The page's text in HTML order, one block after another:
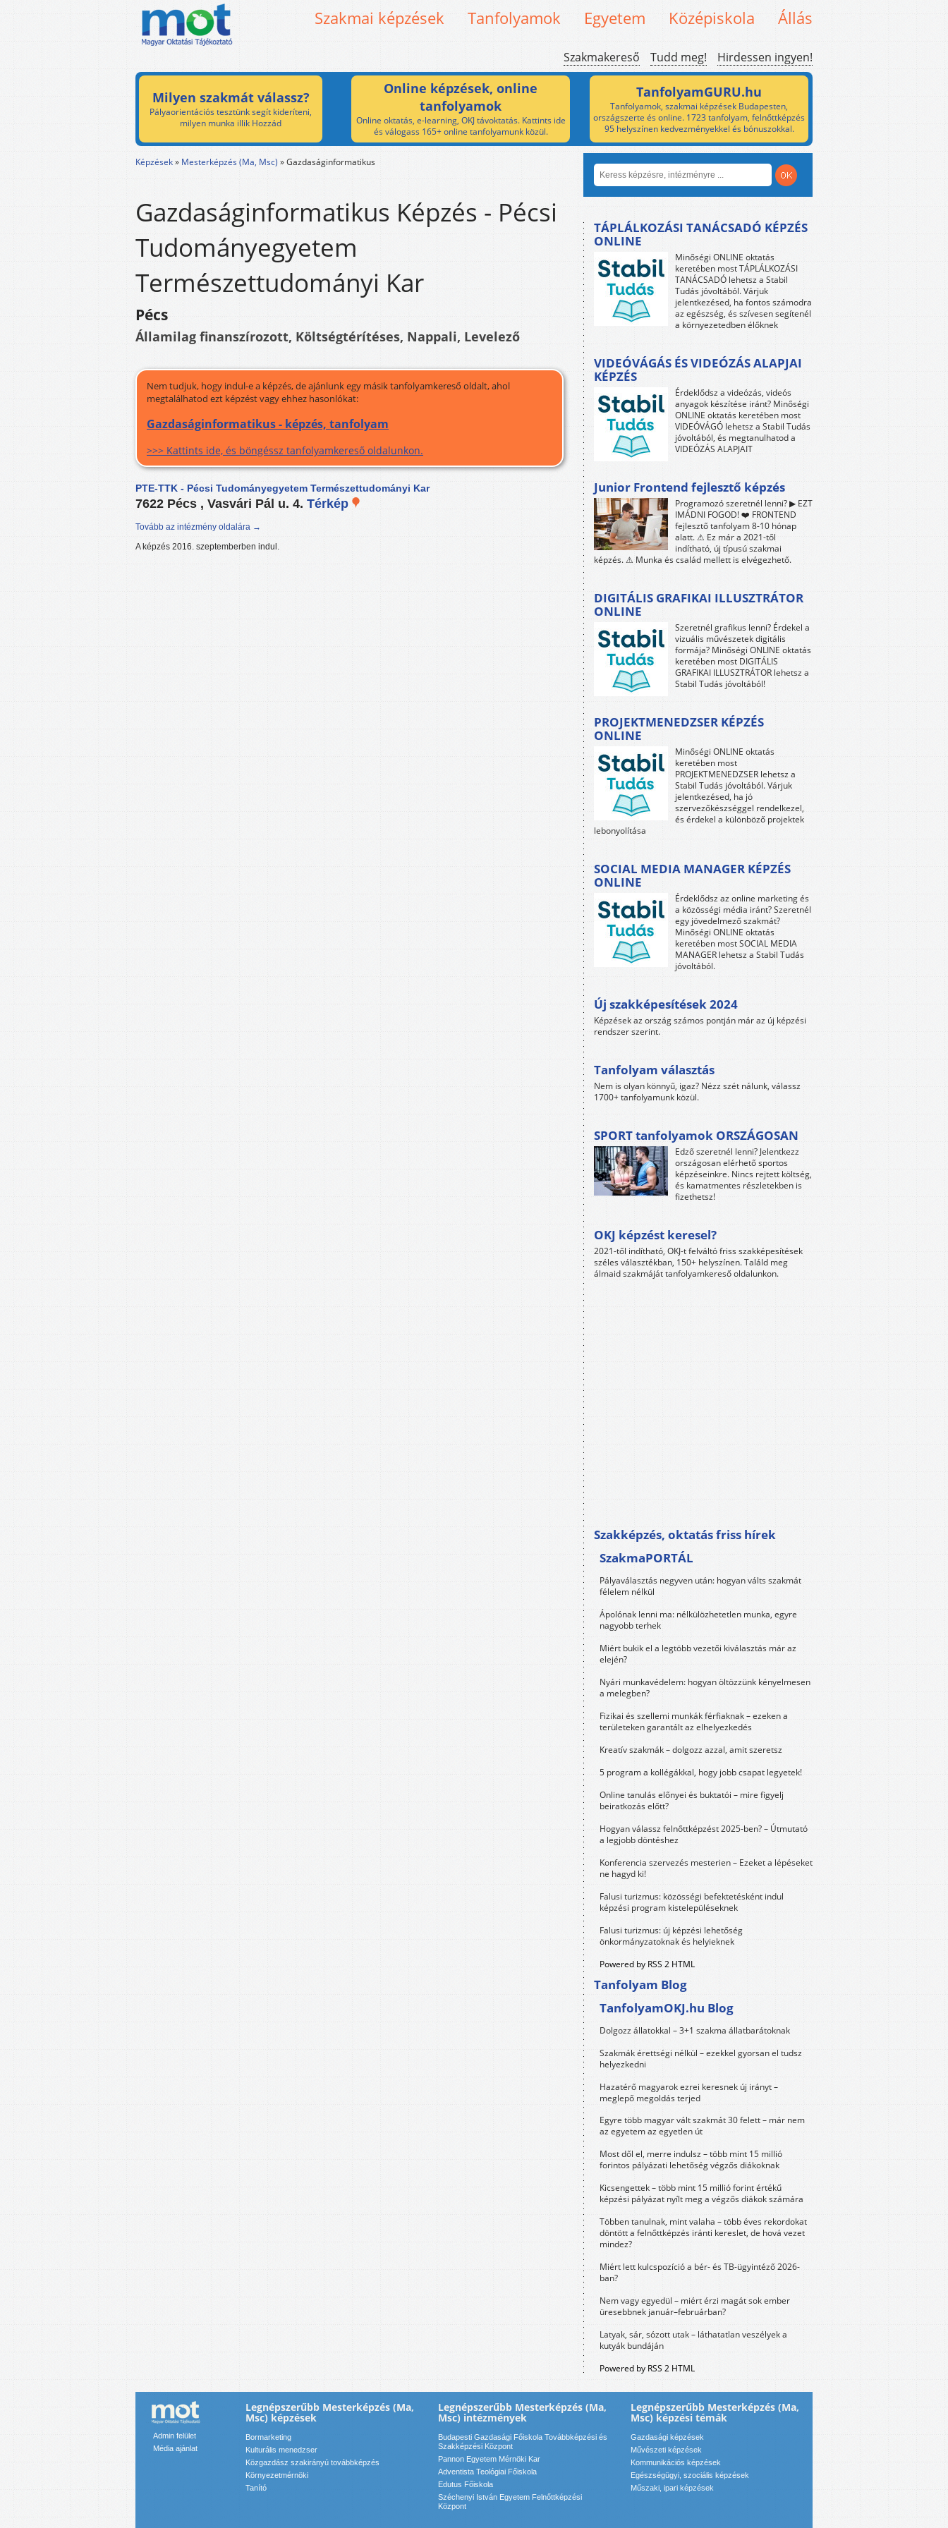
Szakmai képzések Tanfolyamok Egyetem Középiskola Állás
Szakmakereső Tudd meg! Hirdessen ingyen!
Milyen szakmát válassz?
Pályaorientációs tesztünk segít kideríteni,
milyen munka illik Hozzád
Online képzések, online
tanfolyamok
Online oktatás, e-learning, OKJ távoktatás. Kattints ide
és válogass 165+ online tanfolyamunk közül.
TanfolyamGURU.hu
Tanfolyamok, szakmai képzések Budapesten,
országszerte és online. 1723 tanfolyam, felnőttképzés
95 helyszínen kedvezményekkel és bónuszokkal.
Képzések» Mesterképzés (Ma, Msc) »Gazdaságinformatikus
Gazdaságinformatikus Képzés - Pécsi
Tudományegyetem
Természettudományi Kar
Pécs
Államilag finanszírozott, Költségtérítéses, Nappali, Levelező
Nem tudjuk, hogy indul-e a képzés, de ajánlunk egy másik tanfolyamkereső oldalt, ahol
megtalálhatod ezt képzést vagy ehhez hasonlókat:
Gazdaságinformatikus - képzés, tanfolyam
>>> Kattints ide, és böngéssz tanfolyamkereső oldalunkon.
PTE-TTK - Pécsi Tudományegyetem Természettudományi Kar
7622 Pécs , Vasvári Pál u. 4. Térkép
Tovább az intézmény oldalára →
A képzés 2016. szeptemberben indul.
TÁPLÁLKOZÁSI TANÁCSADÓ KÉPZÉS
ONLINE
Minőségi ONLINE oktatás
keretében most TÁPLÁLKOZÁSI
TANÁCSADÓ lehetsz a Stabil
Tudás jóvoltából. Várjuk
jelentkezésed, ha fontos számodra
az egészség, és szívesen segítenél
a környezetedben élőknek
VIDEÓVÁGÁS ÉS VIDEÓZÁS ALAPJAI
KÉPZÉS
Érdeklődsz a videózás, videós
anyagok készítése iránt? Minőségi
ONLINE oktatás keretében most
VIDEÓVÁGÓ lehetsz a Stabil Tudás
jóvoltából, és megtanulhatod a
VIDEÓZÁS ALAPJAIT
Junior Frontend fejlesztő képzés
Programozó szeretnél lenni? ▶ EZT
IMÁDNI FOGOD! ❤️ FRONTEND
fejlesztő tanfolyam 8-10 hónap
alatt. ⚠ Ez már a 2021-től
indítható, új típusú szakmai
képzés. ⚠ Munka és család mellett is elvégezhető.
DIGITÁLIS GRAFIKAI ILLUSZTRÁTOR
ONLINE
Szeretnél grafikus lenni? Érdekel a
vizuális művészetek digitális
formája? Minőségi ONLINE oktatás
keretében most DIGITÁLIS
GRAFIKAI ILLUSZTRÁTOR lehetsz a
Stabil Tudás jóvoltából!
PROJEKTMENEDZSER KÉPZÉS
ONLINE
Minőségi ONLINE oktatás
keretében most
PROJEKTMENEDZSER lehetsz a
Stabil Tudás jóvoltából. Várjuk
jelentkezésed, ha jó
szervezőkészséggel rendelkezel,
és érdekel a különböző projektek
lebonyolítása
SOCIAL MEDIA MANAGER KÉPZÉS
ONLINE
Érdeklődsz az online marketing és
a közösségi média iránt? Szeretnél
egy jövedelmező szakmát?
Minőségi ONLINE oktatás
keretében most SOCIAL MEDIA
MANAGER lehetsz a Stabil Tudás
jóvoltából.
Új szakképesítések 2024
Képzések az ország számos pontján már az új képzési
rendszer szerint.
Tanfolyam választás
Nem is olyan könnyű, igaz? Nézz szét nálunk, válassz
1700+ tanfolyamunk közül.
SPORT tanfolyamok ORSZÁGOSAN
Edző szeretnél lenni? Jelentkezz
országosan elérhető sportos
képzéseinkre. Nincs rejtett költség,
és kamatmentes részletekben is
fizethetsz!
OKJ képzést keresel?
2021-től indítható, OKJ-t felváltó friss szakképesítések
széles választékban, 150+ helyszínen. Találd meg
álmaid szakmáját tanfolyamkereső oldalunkon.
Szakképzés, oktatás friss hírek
SzakmaPORTÁL
Pályaválasztás negyven után: hogyan válts szakmát
félelem nélkül
Ápolónak lenni ma: nélkülözhetetlen munka, egyre
nagyobb terhek
Miért bukik el a legtöbb vezetői kiválasztás már az
elején?
Nyári munkavédelem: hogyan öltözzünk kényelmesen
a melegben?
Fizikai és szellemi munkák férfiaknak – ezeken a
területeken garantált az elhelyezkedés
Kreatív szakmák – dolgozz azzal, amit szeretsz
5 program a kollégákkal, hogy jobb csapat legyetek!
Online tanulás előnyei és buktatói – mire figyelj
beiratkozás előtt?
Hogyan válassz felnőttképzést 2025-ben? – Útmutató
a legjobb döntéshez
Konferencia szervezés mesterien – Ezeket a lépéseket
ne hagyd ki!
Falusi turizmus: közösségi befektetésként indul
képzési program kistelepüléseknek
Falusi turizmus: új képzési lehetőség
önkormányzatoknak és helyieknek
Powered by RSS 2 HTML
Tanfolyam Blog
TanfolyamOKJ.hu Blog
Dolgozz állatokkal – 3+1 szakma állatbarátoknak
Szakmák érettségi nélkül – ezekkel gyorsan el tudsz
helyezkedni
Hazatérő magyarok ezrei keresnek új irányt –
meglepő megoldás terjed
Egyre több magyar vált szakmát 30 felett – már nem
az egyetem az egyetlen út
Most dől el, merre indulsz – több mint 15 millió
forintos pályázati lehetőség végzős diákoknak
Kicsengettek – több mint 15 millió forint értékű
képzési pályázat nyílt meg a végzős diákok számára
Többen tanulnak, mint valaha – több éves rekordokat
döntött a felnőttképzés iránti kereslet, de hová vezet
mindez?
Miért lett kulcspozíció a bér- és TB-ügyintéző 2026-
ban?
Nem vagy egyedül – miért érzi magát sok ember
üresebbnek január–februárban?
Latyak, sár, sózott utak – láthatatlan veszélyek a
kutyák bundáján
Powered by RSS 2 HTML
Admin felület
Média ajánlat
Legnépszerűbb Mesterképzés (Ma,
Msc) képzések
Bormarketing
Kulturális menedzser
Közgazdász szakirányú továbbképzés
Környezetmérnöki
Tanító
Legnépszerűbb Mesterképzés (Ma,
Msc) intézmények
Budapesti Gazdasági Főiskola Továbbképzési és
Szakképzési Központ
Pannon Egyetem Mérnöki Kar
Adventista Teológiai Főiskola
Edutus Főiskola
Széchenyi István Egyetem Felnőttképzési
Központ
Legnépszerűbb Mesterképzés (Ma,
Msc) képzési témák
Gazdasági képzések
Művészeti képzések
Kommunikációs képzések
Egészségügyi, szociális képzések
Műszaki, ipari képzések